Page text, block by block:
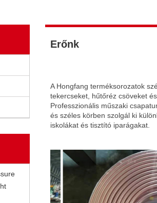
Erőnk
A Hongfang terméksorozatok
tekercseket, hűtőréz csöveket
Professzionális műszaki
és széles körben szolgál ki
iskolákat és tisztító iparágakat.